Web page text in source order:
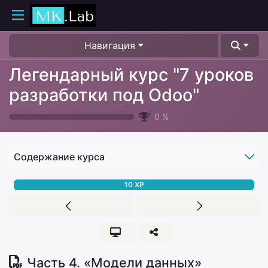
Навигация
Легендарный курс "7 уроков
разработки под Odoo"
0 %
Содержание курса
Часть 4. «Модели данных»
10 XP